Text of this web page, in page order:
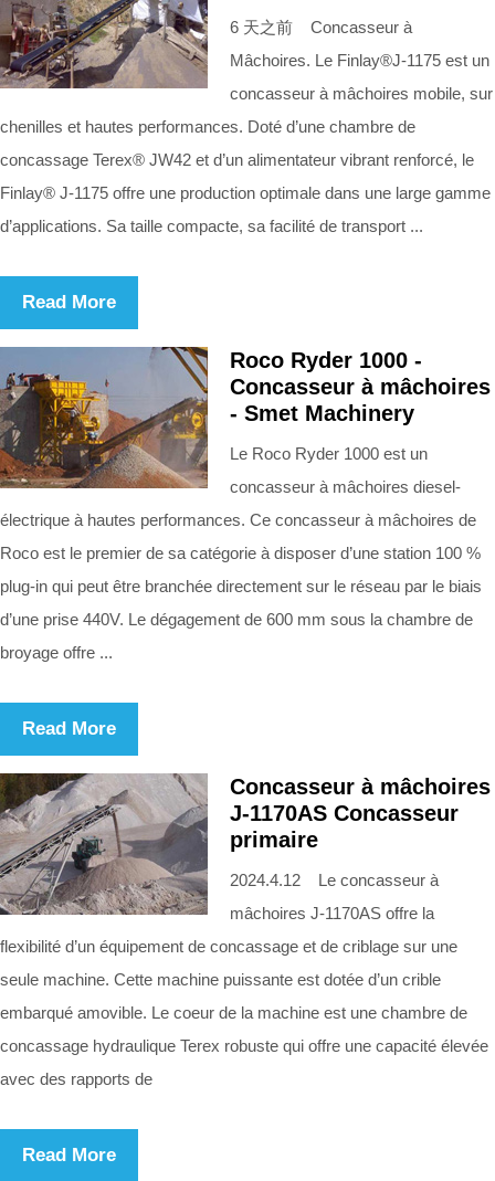
6 天之前 Concasseur à
Mâchoires. Le Finlay®J-1175 est un
concasseur à mâchoires mobile, sur
chenilles et hautes performances. Doté d’une chambre de
concassage Terex® JW42 et d’un alimentateur vibrant renforcé, le
Finlay® J-1175 offre une production optimale dans une large gamme
d’applications. Sa taille compacte, sa facilité de transport ...
Read More
Roco Ryder 1000 -
Concasseur à mâchoires
- Smet Machinery
Le Roco Ryder 1000 est un
concasseur à mâchoires diesel-
électrique à hautes performances. Ce concasseur à mâchoires de
Roco est le premier de sa catégorie à disposer d’une station 100 %
plug-in qui peut être branchée directement sur le réseau par le biais
d’une prise 440V. Le dégagement de 600 mm sous la chambre de
broyage offre ...
Read More
Concasseur à mâchoires
J-1170AS Concasseur
primaire
2024.4.12 Le concasseur à
mâchoires J-1170AS offre la
flexibilité d’un équipement de concassage et de criblage sur une
seule machine. Cette machine puissante est dotée d’un crible
embarqué amovible. Le coeur de la machine est une chambre de
concassage hydraulique Terex robuste qui offre une capacité élevée
avec des rapports de
Read More